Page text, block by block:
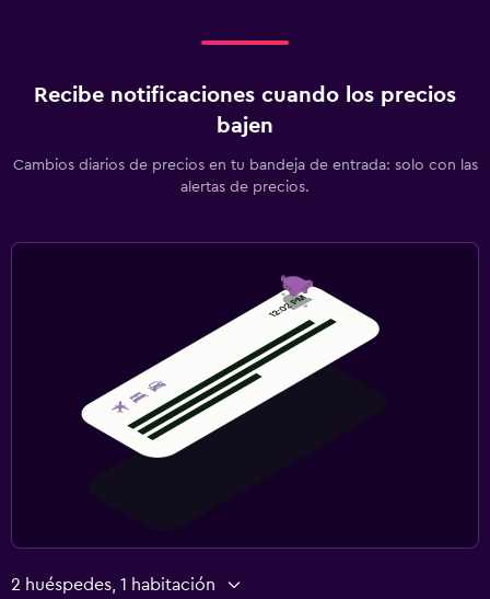
Recibe notificaciones cuando los precios
bajen
Cambios diarios de precios en tu bandeja de entrada: solo con las
alertas de precios.
2 huéspedes, 1 habitación